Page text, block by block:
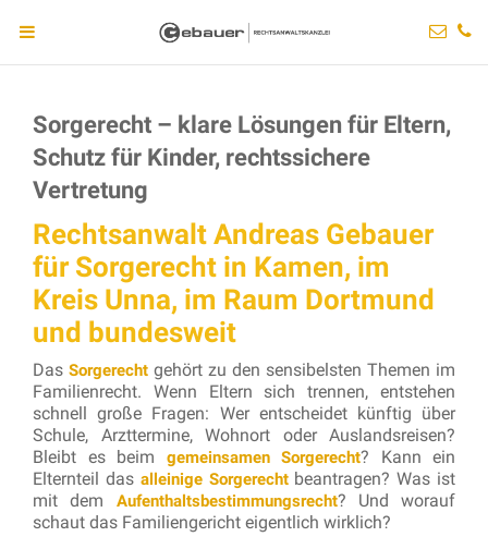
Sorgerecht – klare Lösungen für Eltern,
Schutz für Kinder, rechtssichere
Vertretung
Rechtsanwalt Andreas Gebauer
für Sorgerecht in Kamen, im
Kreis Unna, im Raum Dortmund
und bundesweit
Das Sorgerecht gehört zu den sensibelsten Themen im
Familienrecht. Wenn Eltern sich trennen, entstehen
schnell große Fragen: Wer entscheidet künftig über
Schule, Arzttermine, Wohnort oder Auslandsreisen?
Bleibt es beim gemeinsamen Sorgerecht? Kann ein
Elternteil das alleinige Sorgerechtbeantragen? Was ist
mit dem Aufenthaltsbestimmungsrecht? Und worauf
schaut das Familiengericht eigentlich wirklich?